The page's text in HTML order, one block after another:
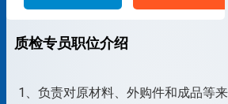
质检专员职位介绍
1、负责对原材料、外购件和成品等